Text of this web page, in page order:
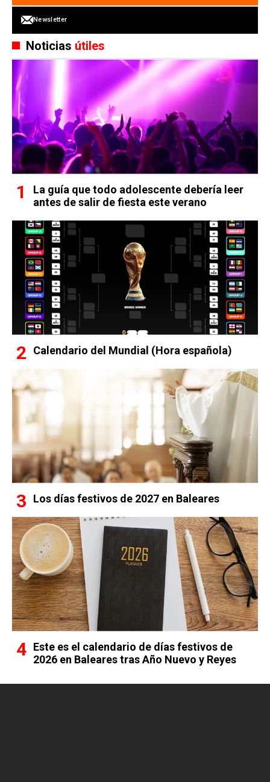
Newsletter
Noticias útiles
La guía que todo adolescente debería leer
antes de salir de fiesta este verano
Calendario del Mundial (Hora española)
Los días festivos de 2027 en Baleares
Este es el calendario de días festivos de
2026 en Baleares tras Año Nuevo y Reyes